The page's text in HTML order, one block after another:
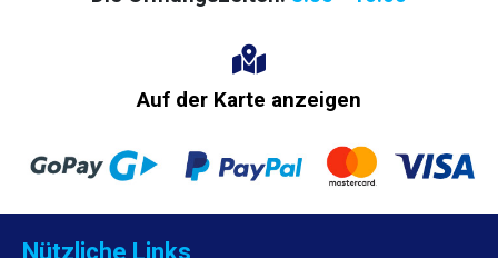
Auf der Karte anzeigen
Nützliche Links